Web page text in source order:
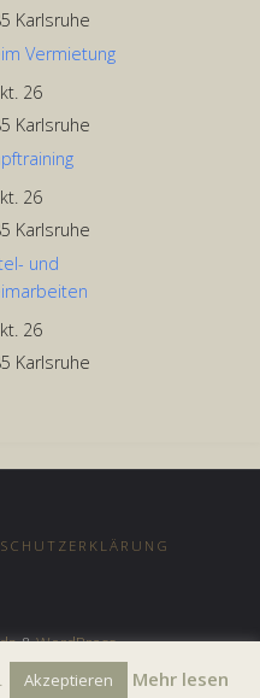
Karlsruhe
Vermietung
26
Karlsruhe
26
Karlsruhe
und
26
Karlsruhe
&WordPress.
Akzeptieren Mehr lesen